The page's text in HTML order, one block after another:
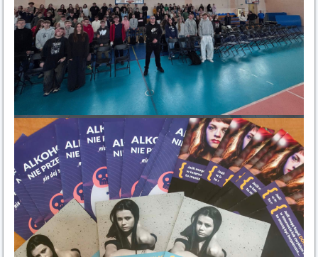
19 czerwca 2026 roku uczeń klasy pierwszej Kacper
Kaszewski reprezentował naszą szkołę w turniej
szachowym organizowany w ramach młodzieżowego
klubu „Szach – Mat” w Zespole Szkolno-
Przedszkolnym w Osięcinach. Wydarzenie stanowiło
podsumowanie całorocznych rozgrywek szachowych
prowadzonych na terenie gminy Osięciny. W turnieju
uczestniczyło aż 92 zawodników, w trzech